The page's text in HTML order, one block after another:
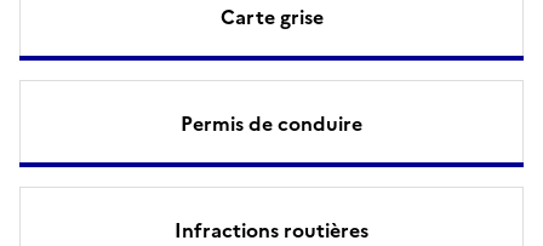
Carte grise
Permis de conduire
Infractions routières